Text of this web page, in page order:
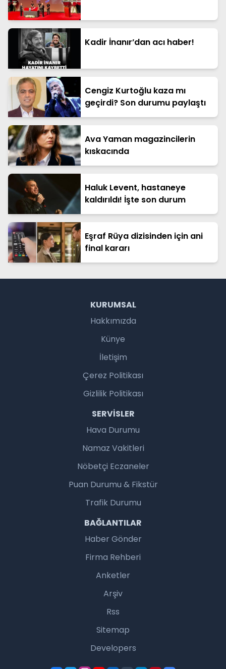
Kadir İnanır’dan acı haber!
Cengiz Kurtoğlu kaza mı
geçirdi? Son durumu paylaştı
Ava Yaman magazincilerin
kıskacında
Haluk Levent, hastaneye
kaldırıldı! İşte son durum
Eşraf Rüya dizisinden için ani
final kararı
KURUMSAL
Hakkımızda
Künye
İletişim
Çerez Politikası
Gizlilik Politikası
SERVISLER
Hava Durumu
Namaz Vakitleri
Nöbetçi Eczaneler
Puan Durumu & Fikstür
Trafik Durumu
BAĞLANTILAR
Haber Gönder
Firma Rehberi
Anketler
Arşiv
Rss
Sitemap
Developers